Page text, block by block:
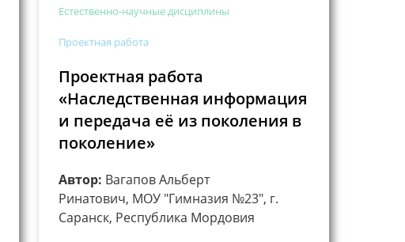
Естественно-научные дисциплины
Проектная работа
Проектная работа
«Наследственная информация
и передача её из поколения в
поколение»
Автор: Вагапов Альберт
Ринатович, МОУ "Гимназия №23", г.
Саранск, Республика Мордовия